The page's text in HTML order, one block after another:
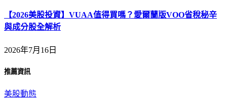
【2026美股投資】VUAA值得買嗎？愛爾蘭版VOO省稅秘辛
與成分股全解析
2026年7月16日
推薦資訊
美股動態